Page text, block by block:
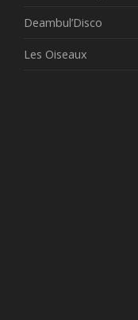
Deambul’Disco
Les Oiseaux